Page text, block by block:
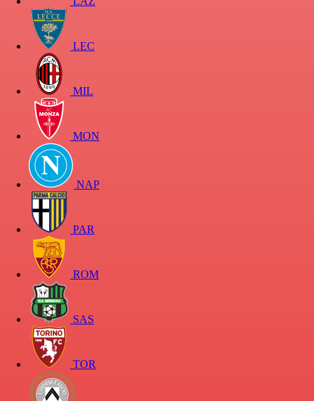
LEC
MIL
MON
NAP
PAR
ROM
SAS
TOR